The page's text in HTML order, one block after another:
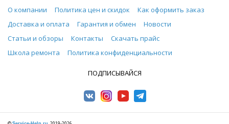
О компании Политика цен и скидок
Как оформить заказ
Доставка и оплата
Гарантия и обмен
Новости
Статьи и обзоры
Контакты
Скачать прайс
Школа ремонта
Политика конфиденциальности
ПОДПИСЫВАЙСЯ